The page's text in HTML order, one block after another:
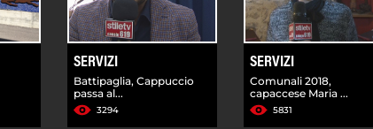
SERVIZI
Battipaglia, Cappuccio
passa al...
3294
SERVIZI
Comunali 2018,
capaccese Maria ...
5831